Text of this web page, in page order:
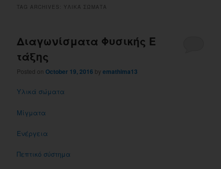
TAG ARCHIVES: ΥΛΙΚΆ ΣΏΜΑΤΑ
Διαγωνίσματα Φυσικής Ε
τάξης
Posted onOctober 19, 2016 byemathima13
Υλικά σώματα
Μίγματα
Ενέργεια
Πεπτικό σύστημα